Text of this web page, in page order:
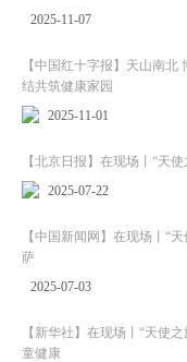
2025-11-07
【中国红十字报】天山南
结共筑健康家园
2025-11-01
【北京日报】在现场丨“天
2025-07-22
【中国新闻网】在现场丨“
萨
2025-07-03
【新华社】在现场丨“天使
童健康